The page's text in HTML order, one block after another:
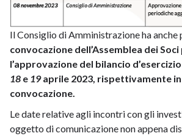
Il Consiglio di Amministrazione ha anche
convocazione dell’Assemblea dei Soci
l’approvazione del bilancio
18 e 19aprile 2023, rispettivamente
convocazione.
Le date relative agli incontri con gli
oggetto di comunicazione non appena